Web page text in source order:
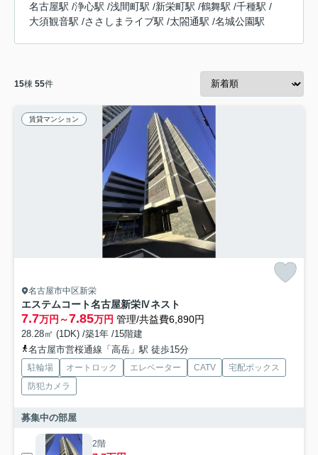
名古屋駅 /浄心駅 /浅間町駅 /新栄町駅 /鶴舞駅 /千種駅 /
大須観音駅 /ささしまライブ駅 /太閤通駅 /名城公園駅
15棟 55件
賃貸マンション
名古屋市中区新栄
エステムコート名古屋新栄Ⅳネスト
7.7万円～7.85万円 管理/共益費6,890円
28.28㎡ (1DK) /築1年 /15階建
名古屋市営桜通線「高岳」駅 徒歩15分
駐輪場 オートロック エレベーター CATV
宅配ボックス
防犯カメラ
募集中の部屋
2階